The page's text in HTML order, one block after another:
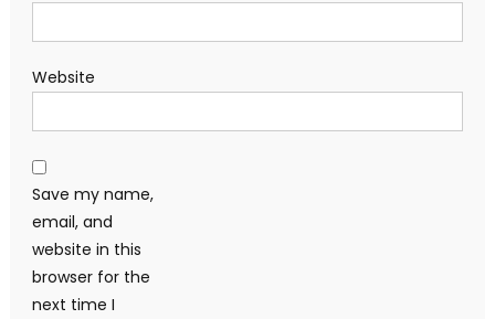
Website
Save my name,
email, and
website in this
browser for the
next time I